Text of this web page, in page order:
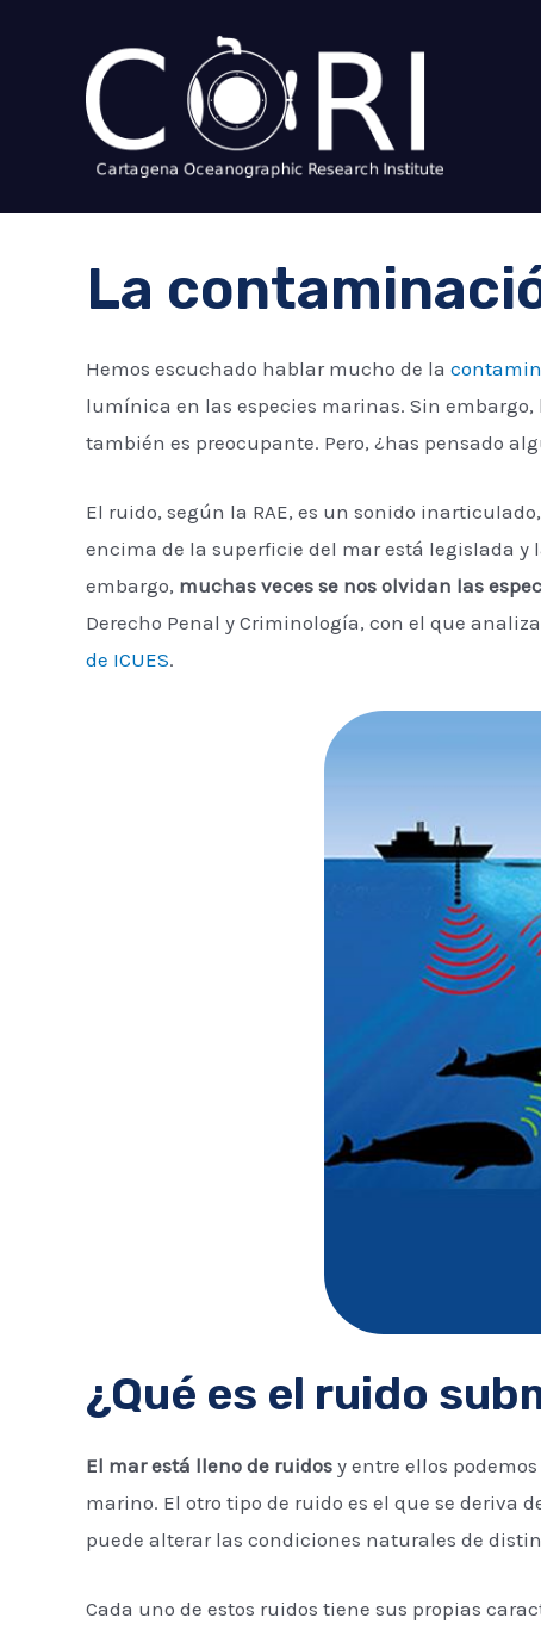
La
Hemos escuchado hablar mucho de la
lumínica en las especies marinas. Sin
también es preocupante. Pero, ¿has pensado
El ruido, según la RAE, es un sonido
encima de la superficie del mar está legislada y
embargo, muchas veces se nos olvidan las
Derecho Penal y Criminología, con el que
de ICUES.
¿Qué es el ruido
El mar está lleno de ruidos y entre ellos
marino. El otro tipo de ruido es el que se deriva
puede alterar las condiciones naturales de
Cada uno de estos ruidos tiene sus propias